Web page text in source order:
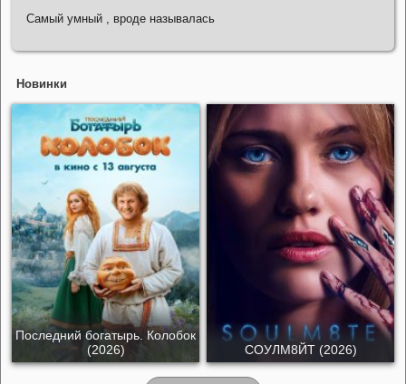
Самый умный , вроде называлась
Новинки
Последний богатырь. Колобок
(2026)
СОУЛМ8ЙТ (2026)